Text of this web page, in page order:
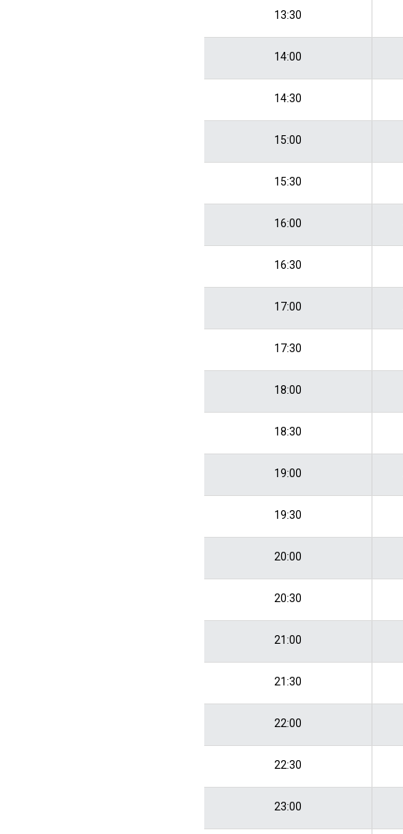
13:30
14:00
14:30
15:00
15:30
16:00
16:30
17:00
17:30
18:00
18:30
19:00
19:30
20:00
20:30
21:00
21:30
22:00
22:30
23:00